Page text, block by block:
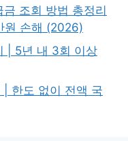
조회 방법 총정리
원 손해 (2026)
| 5년 내 3회 이상
| 한도 없이 전액 국